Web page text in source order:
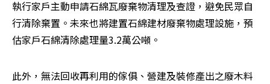
執行家戶主動申請石綿瓦廢棄物清理及查證，避免民眾自
行清除棄置。未來也將建置石綿建材廢棄物處理設施，預
估家戶石綿清除處理量3.2萬公噸。
此外，無法回收再利用的傢俱、營建及裝修產出之廢木料